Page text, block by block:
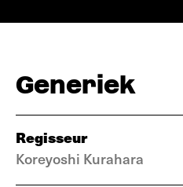
Generiek
Regisseur
Koreyoshi Kurahara